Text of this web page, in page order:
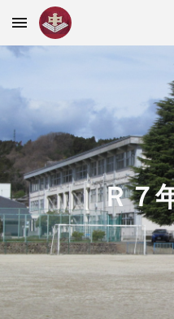
Skip to main content
Ｒ７